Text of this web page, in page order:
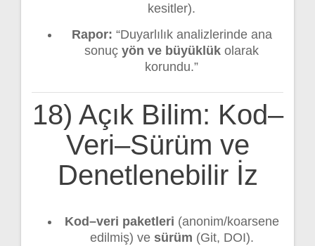
kesitler).
Rapor: “Duyarlılık analizlerinde ana
sonuç yön ve büyüklük olarak
korundu.”
18) Açık Bilim: Kod–
Veri–Sürüm ve
Denetlenebilir İz
Kod–veri paketleri (anonim/koarsene
edilmiş) ve sürüm (Git, DOI).